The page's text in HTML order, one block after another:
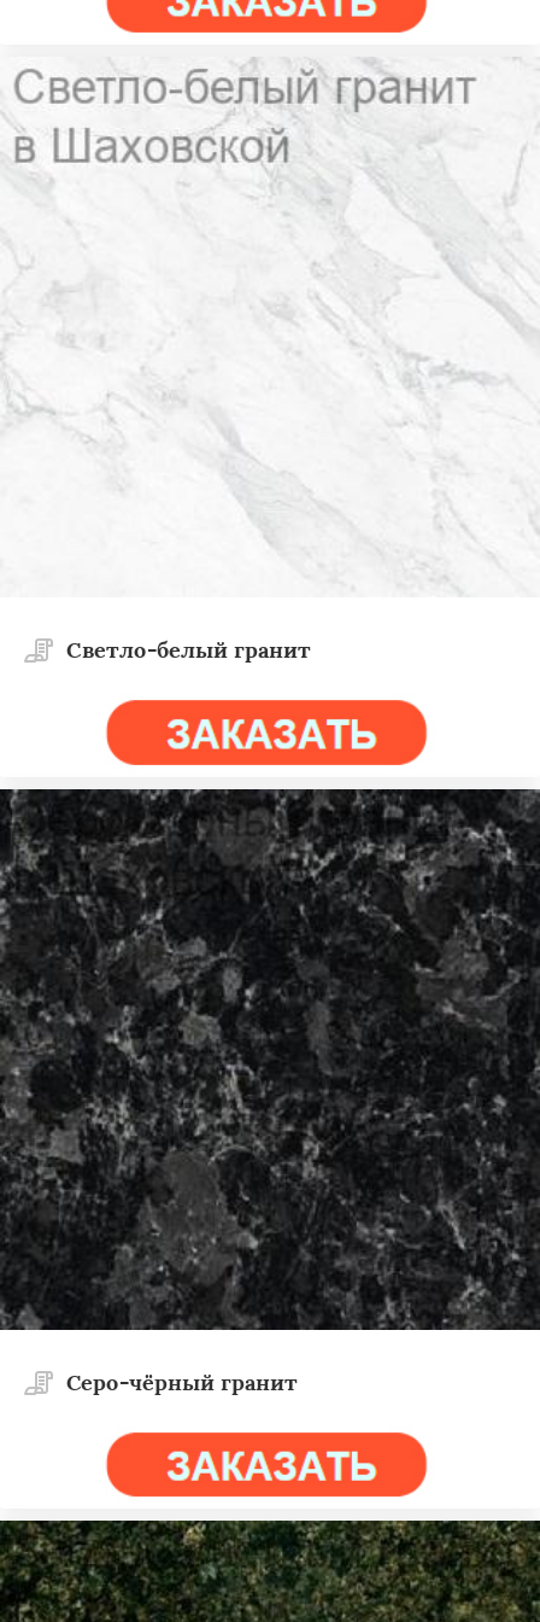
Светло-белый гранит
Cеро-чёрный гранит